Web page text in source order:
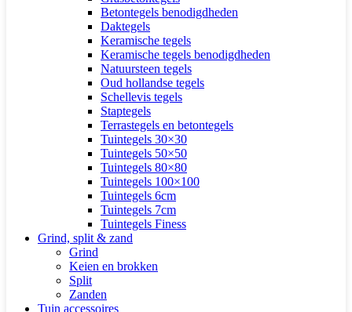
Betontegels benodigdheden
Daktegels
Keramische tegels
Keramische tegels benodigdheden
Natuursteen tegels
Oud hollandse tegels
Schellevis tegels
Staptegels
Terrastegels en betontegels
Tuintegels 30×30
Tuintegels 50×50
Tuintegels 80×80
Tuintegels 100×100
Tuintegels 6cm
Tuintegels 7cm
Tuintegels Finess
Grind, split & zand
Grind
Keien en brokken
Split
Zanden
Tuin accessoires